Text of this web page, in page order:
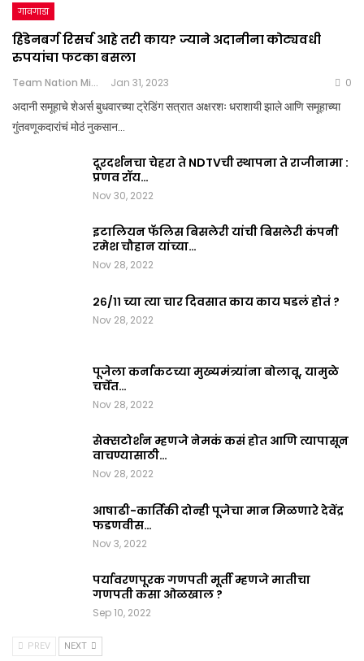
गावगाडा
हिंडेनबर्ग रिसर्च आहे तरी काय? ज्याने अदानीना कोट्यवधी
रुपयांचा फटका बसला
Team Nation Mic Jan 31, 2023 0
अदानी समूहाचे शेअर्स बुधवारच्या ट्रेडिंग सत्रात अक्षरशः धराशायी झाले आणि समूहाच्या
गुंतवणूकदारांचं मोठं नुकसान…
दूरदर्शनचा चेहरा ते NDTVची स्थापना ते राजीनामा :
प्रणव रॉय…
Nov 30, 2022
इटालियन फॅलिस बिसलेरी यांची बिसलेरी कंपनी
रमेश चौहान यांच्या…
Nov 28, 2022
२६/११ च्या त्या चार दिवसात काय काय घडलं होतं ?
Nov 28, 2022
पूजेला कर्नाकटच्या मुख्यमंत्र्यांना बोलावू, यामुळे
चर्चेत…
Nov 28, 2022
सेक्सटोर्शन म्हणजे नेमकं कसं होत आणि त्यापासून
वाचण्यासाठी…
Nov 28, 2022
आषाढी-कार्तिकी दोन्ही पूजेचा मान मिळणारे देवेंद्र
फडणवीस…
Nov 3, 2022
पर्यावरणपूरक गणपती मूर्ती म्हणजे मातीचा
गणपती कसा ओळखाल ?
Sep 10, 2022
PREV NEXT